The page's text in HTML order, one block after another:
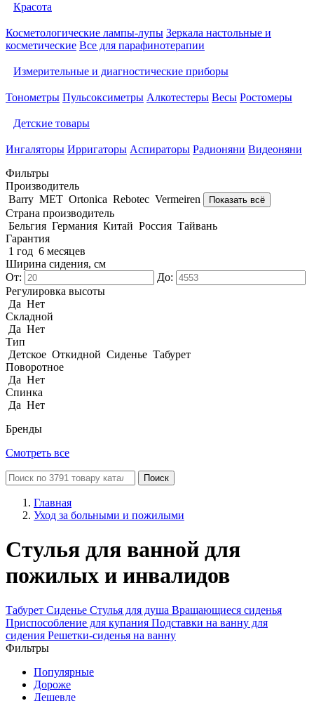
Красота
Косметологические лампы-лупы Зеркала настольные и
косметические Все для парафинотерапии
Измерительные и диагностические приборы
Тонометры Пульсоксиметры Алкотестеры Весы Ростомеры
Детские товары
Ингаляторы Ирригаторы Аспираторы Радионяни Видеоняни
Фильтры
Производитель
Barry MET Ortonica Rebotec Vermeiren Показать всё
Страна производитель
Бельгия Германия Китай Россия Тайвань
Гарантия
1 год 6 месяцев
Ширина сидения, см
От:
До:
Регулировка высоты
Да Нет
Складной
Да Нет
Тип
Детское Откидной Сиденье Табурет
Поворотное
Да Нет
Спинка
Да Нет
Бренды
Смотреть все
Поиск
Главная
Уход за больными и пожилыми
Стулья для ванной для
пожилых и инвалидов
Табурет Сиденье Стулья для душа Вращающиеся сиденья
Приспособление для купания Подставки на ванну для
сидения Решетки-сиденья на ванну
Фильтры
Популярные
Дороже
Дешевле